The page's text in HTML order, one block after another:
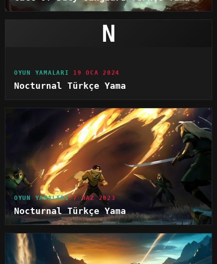
N
OYUN YAMALARI 19 OCA 2024
Nocturnal Türkçe Yama
OYUN YAMALARI 7 HAZ 2023
Nocturnal Türkçe Yama